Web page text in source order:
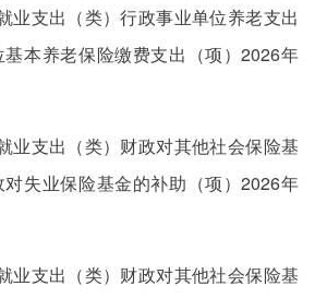
业支出（类）行政事业单位养老支出
基本养老保险缴费支出（项）2026年
业支出（类）财政对其他社会保险基
失业保险基金的补助（项）2026年
业支出（类）财政对其他社会保险基